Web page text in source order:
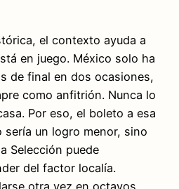
el contexto ayuda a
en juego. México solo ha
de final en dos ocasiones,
como anfitrión. Nunca lo
Por eso, el boleto a esa
un logro menor, sino
Selección puede
del factor localía.
otra vez en octavos,